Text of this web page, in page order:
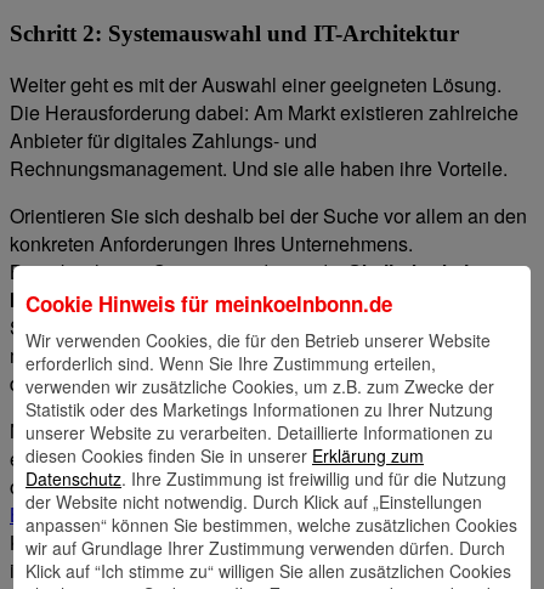
Schritt 2: Systemauswahl und IT-Architektur
Weiter geht es mit der Auswahl einer geeigneten Lösung.
Die Herausforderung dabei: Am Markt existieren zahlreiche
Anbieter für digitales Zahlungs- und
Rechnungsmanagement. Und sie alle haben ihre Vorteile.
Orientieren Sie sich deshalb bei der Suche vor allem an den
konkreten Anforderungen Ihres Unternehmens.
Berücksichtigen Sie unter anderem dieSkalierbarkeit,
Integrationsfähigkeit und Benutzerfreundlichkeit.
Sie sicher, dass sich verschiedene Systeme sinnvoll
miteinander verknüpfen lassen oder entscheiden Sie sich
direkt für eine zentrale Lösung.
Mittelständische Unternehmen setzen am besten auf
etablierte Lösungen wieLexware Office,DATEV,
oderWISO MeinBüro. Ergänzend dazu gibt espassende
Banking- und Schnittstellenlösungender Sparkasse
KölnBonn, die sich einfach in bestehende Systeme
integrieren lassen.
Cookie Hinweis für meinkoelnbonn.de
Wir verwenden Cookies, die für den Betrieb unserer Website
erforderlich sind. Wenn Sie Ihre Zustimmung erteilen,
verwenden wir zusätzliche Cookies, um z.B. zum Zwecke der
Statistik oder des Marketings Informationen zu Ihrer Nutzung
unserer Website zu verarbeiten. Detaillierte Informationen zu
diesen Cookies finden Sie in unserer Erklärung zum
Datenschutz. Ihre Zustimmung ist freiwillig und für die Nutzung
der Website nicht notwendig. Durch Klick auf „Einstellungen
anpassen“ können Sie bestimmen, welche zusätzlichen Cookies
wir auf Grundlage Ihrer Zustimmung verwenden dürfen. Durch
Klick auf “Ich stimme zu“ willigen Sie allen zusätzlichen Cookies